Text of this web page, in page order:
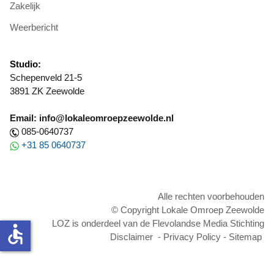
Zakelijk
Weerbericht
Studio:
Schepenveld 21-5
3891 ZK Zeewolde
Email: info@lokaleomroepzeewolde.nl
085-0640737
+31 85 0640737
Alle rechten voorbehouden
© Copyright Lokale Omroep Zeewolde
LOZ is onderdeel van de Flevolandse Media Stichting
Disclaimer - Privacy Policy - Sitemap
accessible